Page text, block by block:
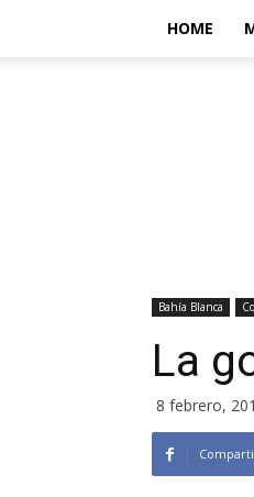
HOME
Bahía Blanca
La
8 febrero,